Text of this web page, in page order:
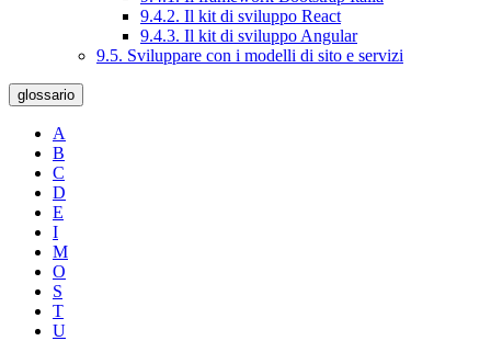
9.4.2. Il kit di sviluppo React
9.4.3. Il kit di sviluppo Angular
9.5. Sviluppare con i modelli di sito e servizi
glossario
A
B
C
D
E
I
M
O
S
T
U